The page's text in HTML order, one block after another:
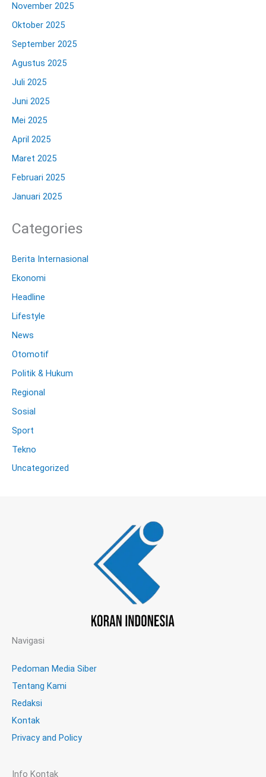
November 2025
Oktober 2025
September 2025
Agustus 2025
Juli 2025
Juni 2025
Mei 2025
April 2025
Maret 2025
Februari 2025
Januari 2025
Categories
Berita Internasional
Ekonomi
Headline
Lifestyle
News
Otomotif
Politik & Hukum
Regional
Sosial
Sport
Tekno
Uncategorized
Navigasi
Pedoman Media Siber
Tentang Kami
Redaksi
Kontak
Privacy and Policy
Info Kontak